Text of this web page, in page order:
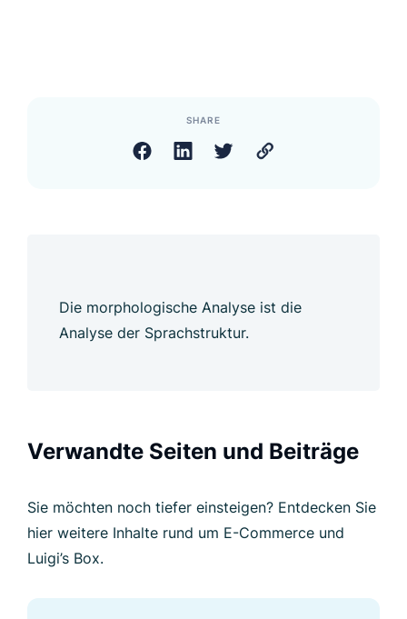
SHARE
Die morphologische Analyse ist die
Analyse der Sprachstruktur.
Verwandte Seiten und Beiträge
Sie möchten noch tiefer einsteigen? Entdecken Sie
hier weitere Inhalte rund um E-Commerce und
Luigi’s Box.